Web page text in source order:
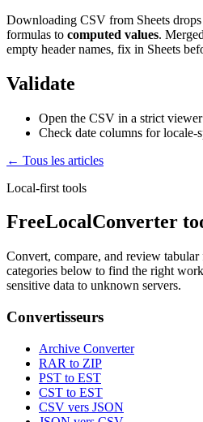
Downloading CSV from Sheets
formulas to computed values.
empty header names, fix in Sheets
Validate
Open the CSV in a strict
Check date columns for locale-
← Tous les articles
Local-first tools
FreeLocalConverter
Convert, compare, and review
categories below to find the right
sensitive data to unknown servers.
Convertisseurs
Archive Converter
RAR to ZIP
PST to EST
CST to EST
CSV vers JSON